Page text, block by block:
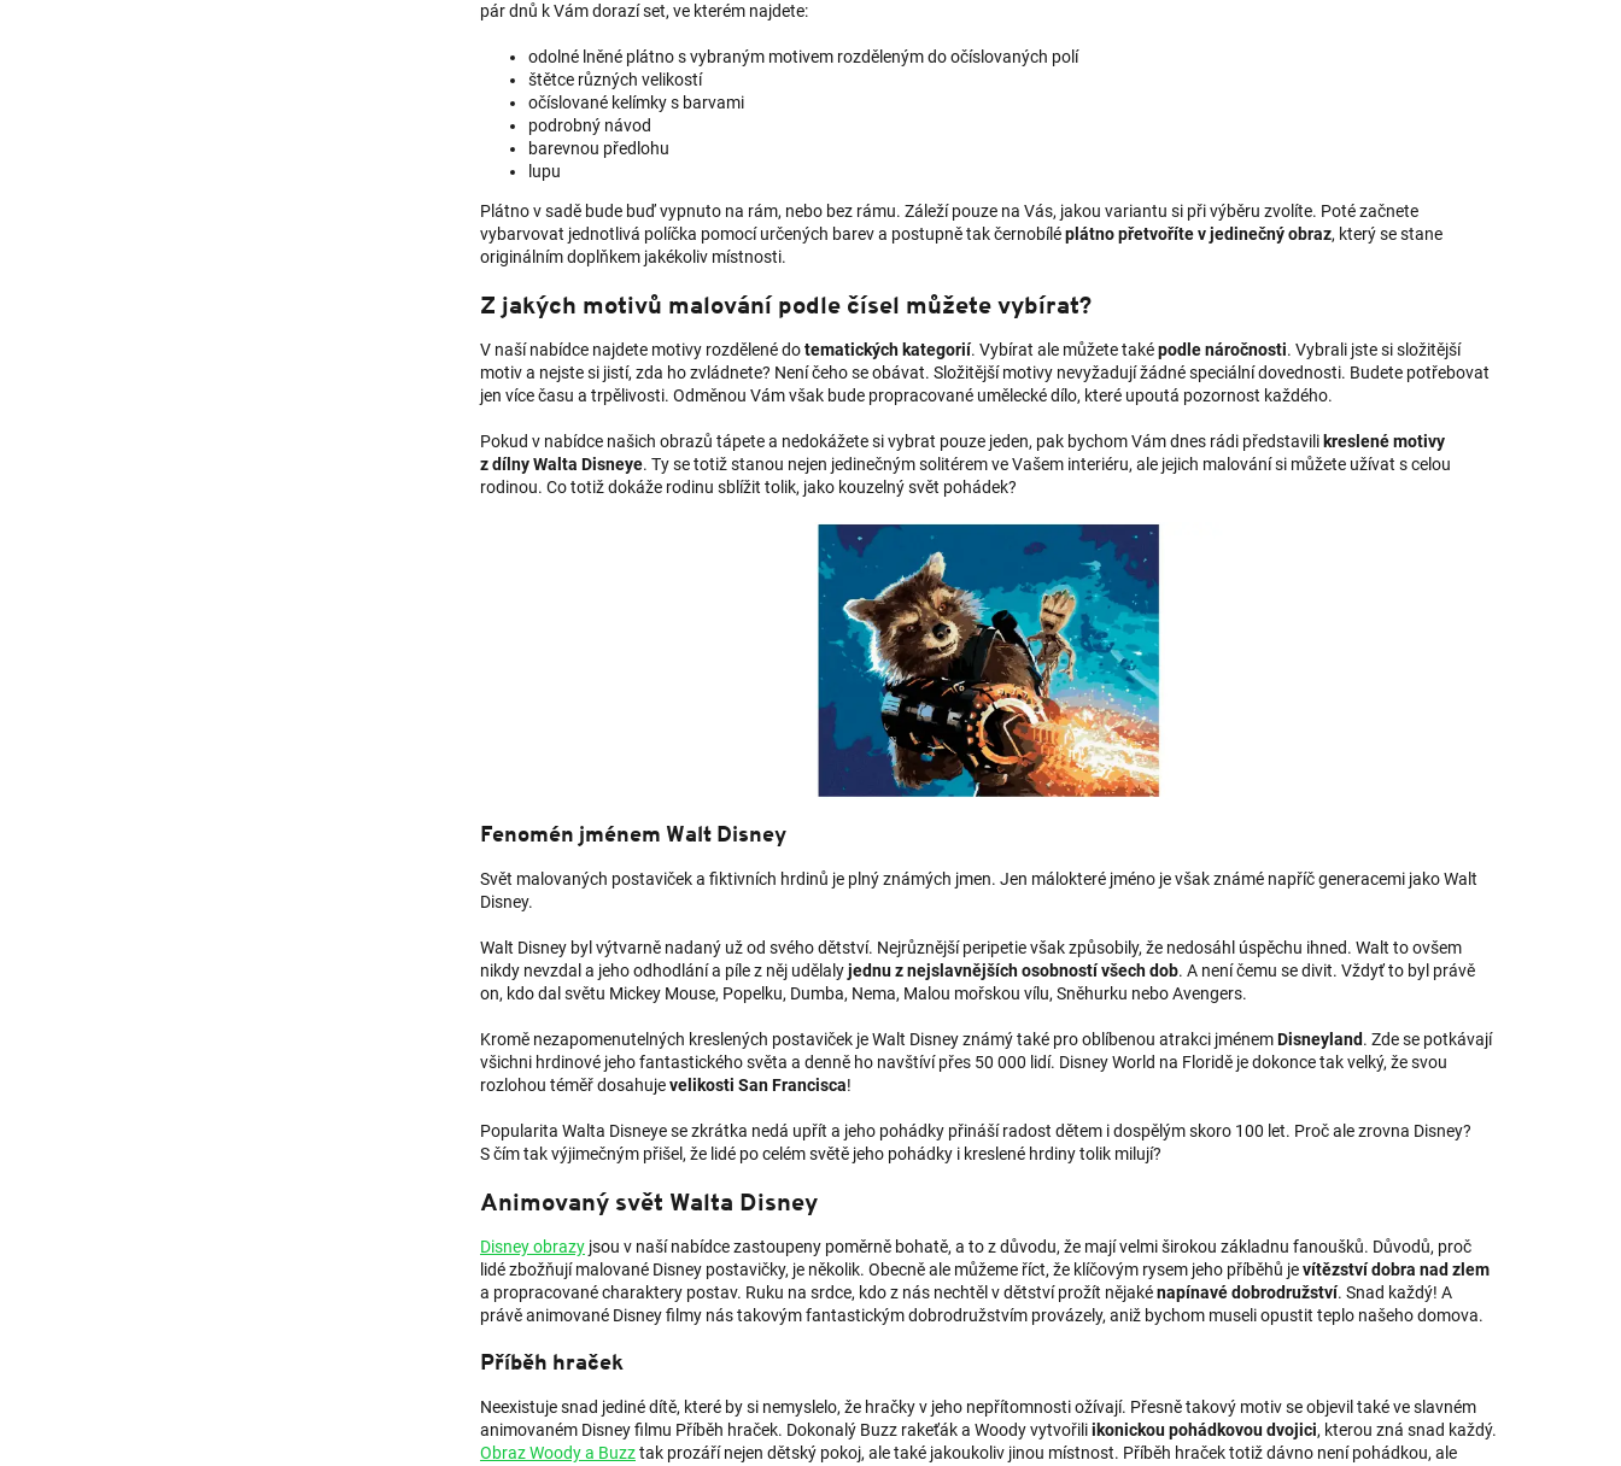
pár dnů k Vám dorazí set, ve kterém najdete:
odolné lněné plátno s vybraným motivem rozděleným do očíslovaných polí
štětce různých velikostí
očíslované kelímky s barvami
podrobný návod
barevnou předlohu
lupu
Plátno v sadě bude buď vypnuto na rám, nebo bez rámu. Záleží pouze na Vás, jakou variantu si při výběru zvolíte. Poté začnete
vybarvovat jednotlivá políčka pomocí určených barev a postupně tak černobíléplátno přetvoříte v jedinečný obraz, který se stane
originálním doplňkem jakékoliv místnosti.
Z jakých motivů malování podle čísel můžete vybírat?
V naší nabídce najdete motivy rozdělené dotematických kategorií. Vybírat ale můžete taképodle náročnosti. Vybrali jste si složitější
motiv a nejste si jistí, zda ho zvládnete? Není čeho se obávat. Složitější motivy nevyžadují žádné speciální dovednosti. Budete potřebovat
jen více času a trpělivosti. Odměnou Vám však bude propracované umělecké dílo, které upoutá pozornost každého.
Pokud v nabídce našich obrazů tápete a nedokážete si vybrat pouze jeden, pak bychom Vám dnes rádi představili kreslené motivy
z dílny Walta Disneye. Ty se totiž stanou nejen jedinečným solitérem ve Vašem interiéru, ale jejich malování si můžete užívat s celou
rodinou. Co totiž dokáže rodinu sblížit tolik, jako kouzelný svět pohádek?
Fenomén jménem Walt Disney
Svět malovaných postaviček a fiktivních hrdinů je plný známých jmen. Jen málokteré jméno je však známé napříč generacemi jako Walt
Disney.
Walt Disney byl výtvarně nadaný už od svého dětství. Nejrůznější peripetie však způsobily, že nedosáhl úspěchu ihned. Walt to ovšem
nikdy nevzdal a jeho odhodlání a píle z něj udělalyjednu z nejslavnějších osobností všech dob. A není čemu se divit. Vždyť to byl právě
on, kdo dal světu Mickey Mouse, Popelku, Dumba, Nema, Malou mořskou vílu, Sněhurku nebo Avengers.
Kromě nezapomenutelných kreslených postaviček je Walt Disney známý také pro oblíbenou atrakci jménemDisneyland. Zde se potkávají
všichni hrdinové jeho fantastického světa a denně ho navštíví přes 50 000 lidí. Disney World na Floridě je dokonce tak velký, že svou
rozlohou téměř dosahujevelikosti San Francisca!
Popularita Walta Disneye se zkrátka nedá upřít a jeho pohádky přináší radost dětem i dospělým skoro 100 let. Proč ale zrovna Disney?
S čím tak výjimečným přišel, že lidé po celém světě jeho pohádky i kreslené hrdiny tolik milují?
Animovaný svět Walta Disney
Disney obrazy jsou v naší nabídce zastoupeny poměrně bohatě, a to z důvodu, že mají velmi širokou základnu fanoušků. Důvodů, proč
lidé zbožňují malované Disney postavičky, je několik. Obecně ale můžeme říct, že klíčovým rysem jeho příběhů jevítězství dobra nad zlem
a propracované charaktery postav. Ruku na srdce, kdo z nás nechtěl v dětství prožít nějakénapínavé dobrodružství. Snad každý! A
právě animované Disney filmy nás takovým fantastickým dobrodružstvím provázely, aniž bychom museli opustit teplo našeho domova.
Příběh hraček
Neexistuje snad jediné dítě, které by si nemyslelo, že hračky v jeho nepřítomnosti ožívají. Přesně takový motiv se objevil také ve slavném
animovaném Disney filmu Příběh hraček. Dokonalý Buzz rakeťák a Woody vytvořiliikonickou pohádkovou dvojici, kterou zná snad každý.
Obraz Woody a Buzztak prozáří nejen dětský pokoj, ale také jakoukoliv jinou místnost. Příběh hraček totiž dávno není pohádkou, ale